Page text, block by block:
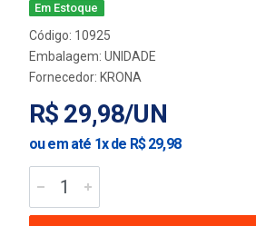
Em Estoque
Código: 10925
Embalagem: UNIDADE
Fornecedor: KRONA
R$ 29,98/UN
ou em até 1x de R$ 29,98